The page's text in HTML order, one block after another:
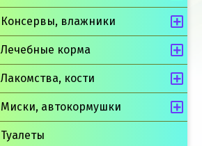
Консервы, влажники
Лечебные корма
Лакомства, кости
Миски, автокормушки
Туалеты